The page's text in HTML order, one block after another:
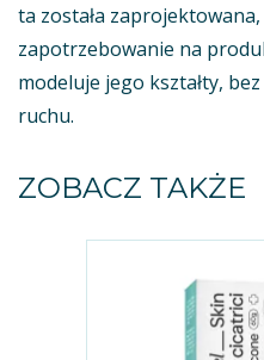
ta została
zapotrzebowanie na
modeluje jego kształty,
ruchu.
ZOBACZ TAKŻE